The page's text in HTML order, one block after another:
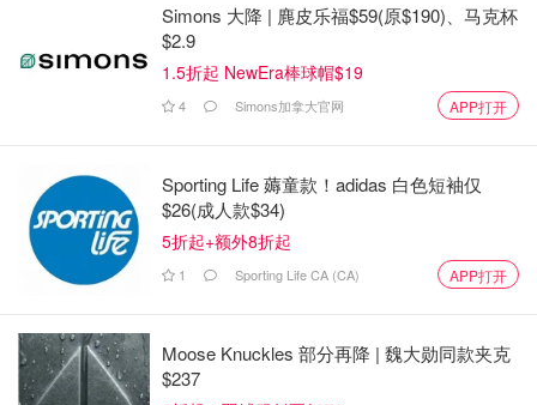
Simons 大降 | 麂皮乐福$59(原$190)、马克杯
$2.9
1.5折起 NewEra棒球帽$19
4 Simons加拿大官网 APP打开
Sporting Life 薅童款！adidas 白色短袖仅
$26(成人款$34)
5折起+额外8折起
1 Sporting Life CA (CA) APP打开
Moose Knuckles 部分再降 | 魏大勋同款夹克
$237